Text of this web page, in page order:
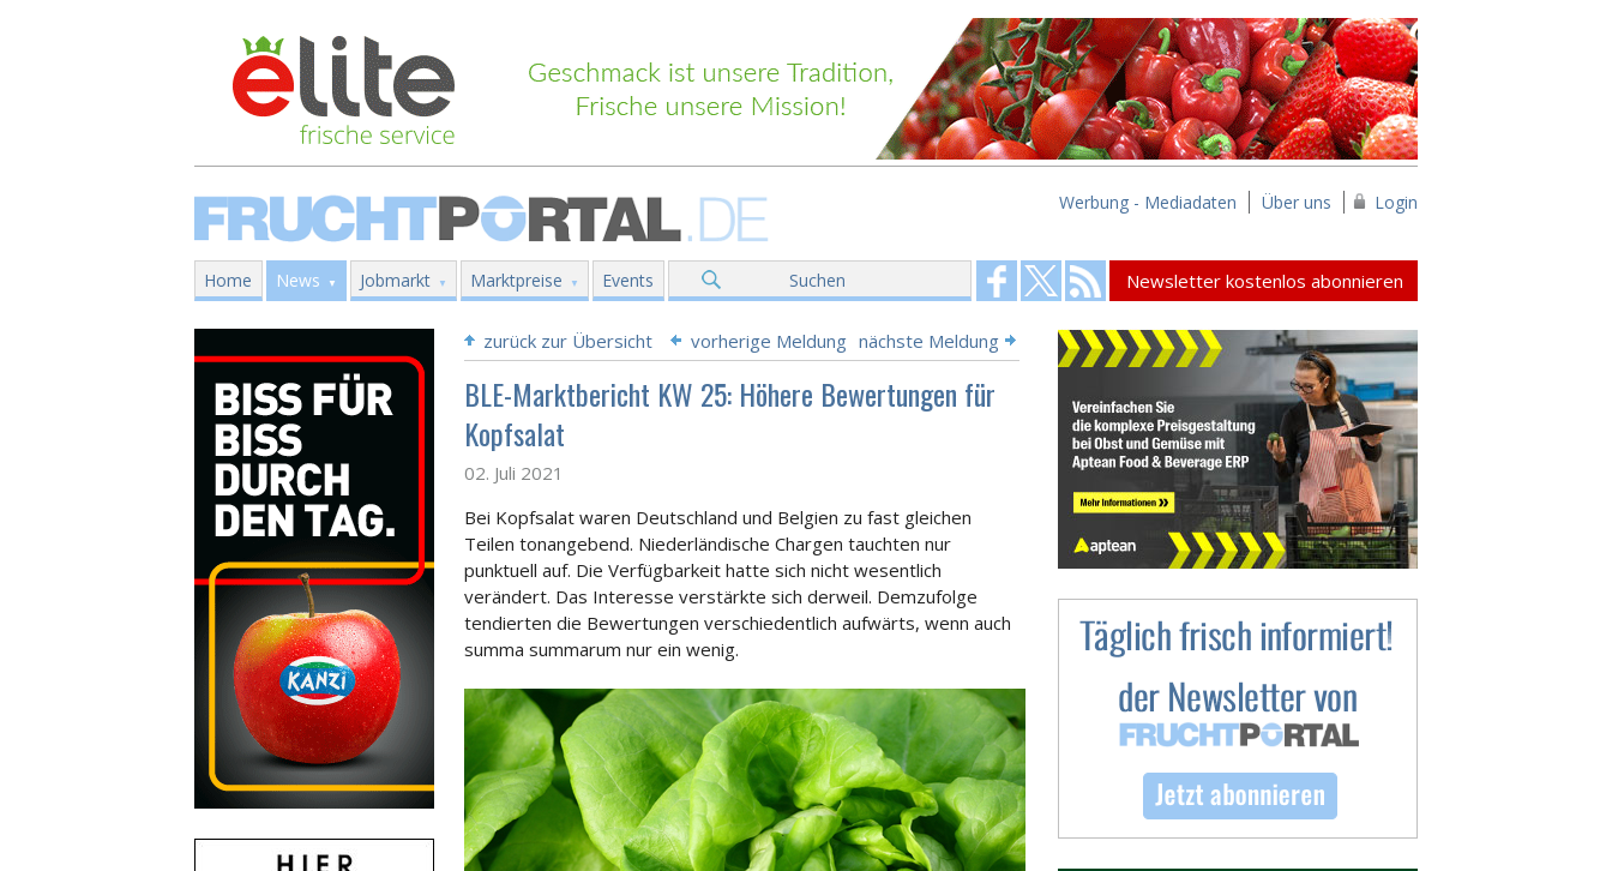
Werbung - Mediadaten Über uns Login
Home News Jobmarkt Marktpreise Events Suchen Newsletter kostenlos abonnieren
zurück zur Übersicht vorherige Meldung nächste Meldung
BLE-Marktbericht KW 25: Höhere Bewertungen für
Kopfsalat
02. Juli 2021
Bei Kopfsalat waren Deutschland und Belgien zu fast gleichen
Teilen tonangebend. Niederländische Chargen tauchten nur
punktuell auf. Die Verfügbarkeit hatte sich nicht wesentlich
verändert. Das Interesse verstärkte sich derweil. Demzufolge
tendierten die Bewertungen verschiedentlich aufwärts, wenn auch
summa summarum nur ein wenig.